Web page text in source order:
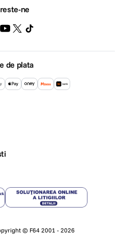
ne
de plata
© F64 2001 - 2026